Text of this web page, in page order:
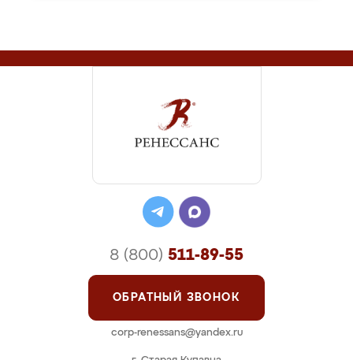
8 (800) 511-89-55
ОБРАТНЫЙ ЗВОНОК
corp-renessans@yandex.ru